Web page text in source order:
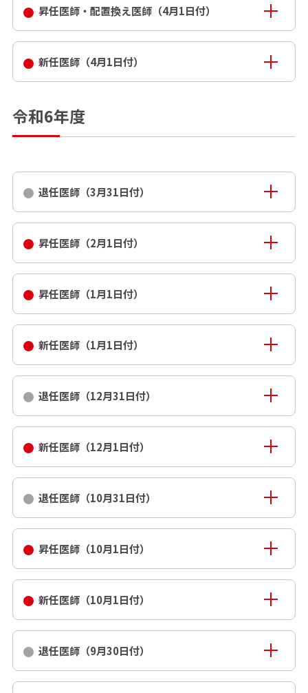
昇任医師・配置換え医師（4月1日付）
新任医師（4月1日付）
令和6年度
退任医師（3月31日付）
昇任医師（2月1日付）
昇任医師（1月1日付）
新任医師（1月1日付）
退任医師（12月31日付）
新任医師（12月1日付）
退任医師（10月31日付）
昇任医師（10月1日付）
新任医師（10月1日付）
退任医師（9月30日付）